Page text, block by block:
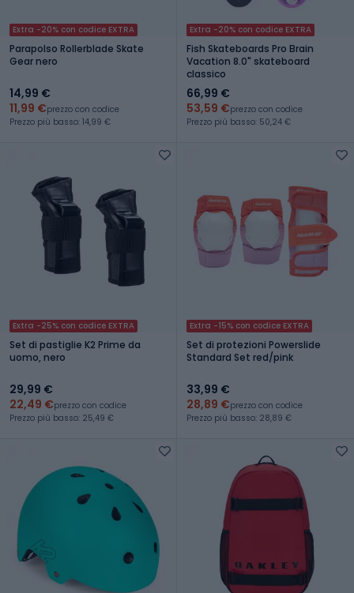
Extra -20% con codice EXTRA
Parapolso Rollerblade Skate
Gear nero
14,99 €
11,99 €prezzo con codice
Prezzo più basso: 14,99 €
Extra -20% con codice EXTRA
Fish Skateboards Pro Brain
Vacation 8.0" skateboard
classico
66,99 €
53,59 €prezzo con codice
Prezzo più basso: 50,24 €
Extra -25% con codice EXTRA
Set di pastiglie K2 Prime da
uomo, nero
29,99 €
22,49 €prezzo con codice
Prezzo più basso: 25,49 €
Extra -15% con codice EXTRA
Set di protezioni Powerslide
Standard Set red/pink
33,99 €
28,89 €prezzo con codice
Prezzo più basso: 28,89 €